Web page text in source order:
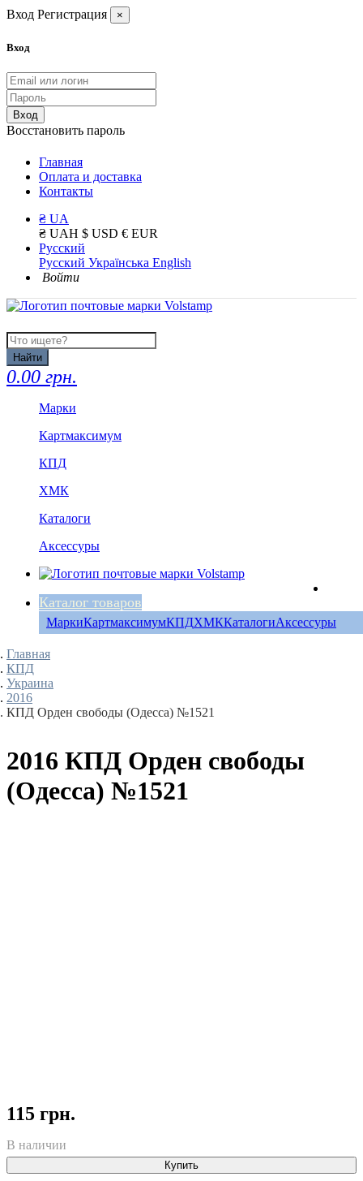
Вход Регистрация ×
Вход
Вход
Восстановить пароль
Главная
Оплата и доставка
Контакты
₴ UA
₴ UAH $ USD € EUR
Русский
Русский Українська English
Войти
Найти
0.00 грн.
Марки
Картмаксимум
КПД
ХМК
Каталоги
Аксессуры
Каталог товаров
МаркиКартмаксимумКПДХМККаталогиАксессуры
Главная
КПД
Украина
2016
КПД Орден свободы (Одесса) №1521
2016 КПД Орден свободы
(Одесса) №1521
115 грн.
В наличии
Купить